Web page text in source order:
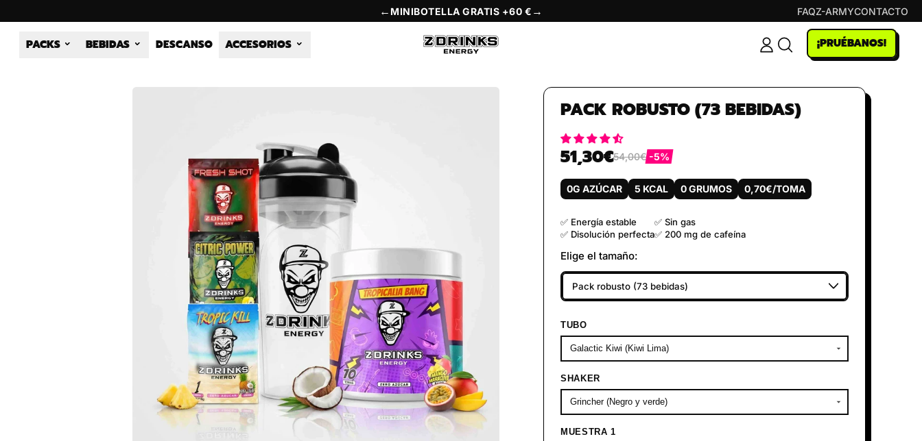
← MINIBOTELLA GRATIS +60 € → FAQZ-ARMYCONTACTO
PACKS BEBIDAS DESCANSO ACCESORIOS INICIAR
SESSÃO
PESQUISAR
NO
¡PRUÉBANOS!
PACK ROBUSTO (73 BEBIDAS)
Preço normal
51,30€Preço promocional
54,00€ -5%
0G AZÚCAR 5 KCAL 0 GRUMOS 0,70€/TOMA
✅ Energía estable
✅ Disolución perfecta
✅ Sin gas
✅ 200 mg de cafeína
Elige el tamaño:
TUBO
SHAKER
MUESTRA 1